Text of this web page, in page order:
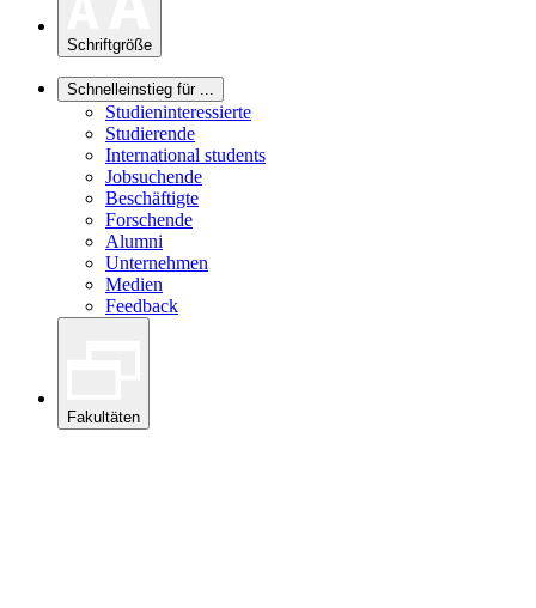
Schriftgröße
Schnelleinstieg für ...
Studieninteressierte
Studierende
International students
Jobsuchende
Beschäftigte
Forschende
Alumni
Unternehmen
Medien
Feedback
Fakultäten